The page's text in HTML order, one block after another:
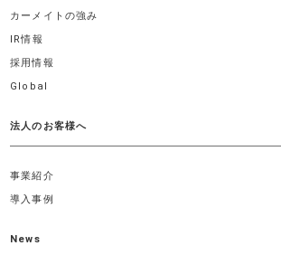
カーメイトの強み
IR情報
採用情報
Global
法人のお客様へ
事業紹介
導入事例
News